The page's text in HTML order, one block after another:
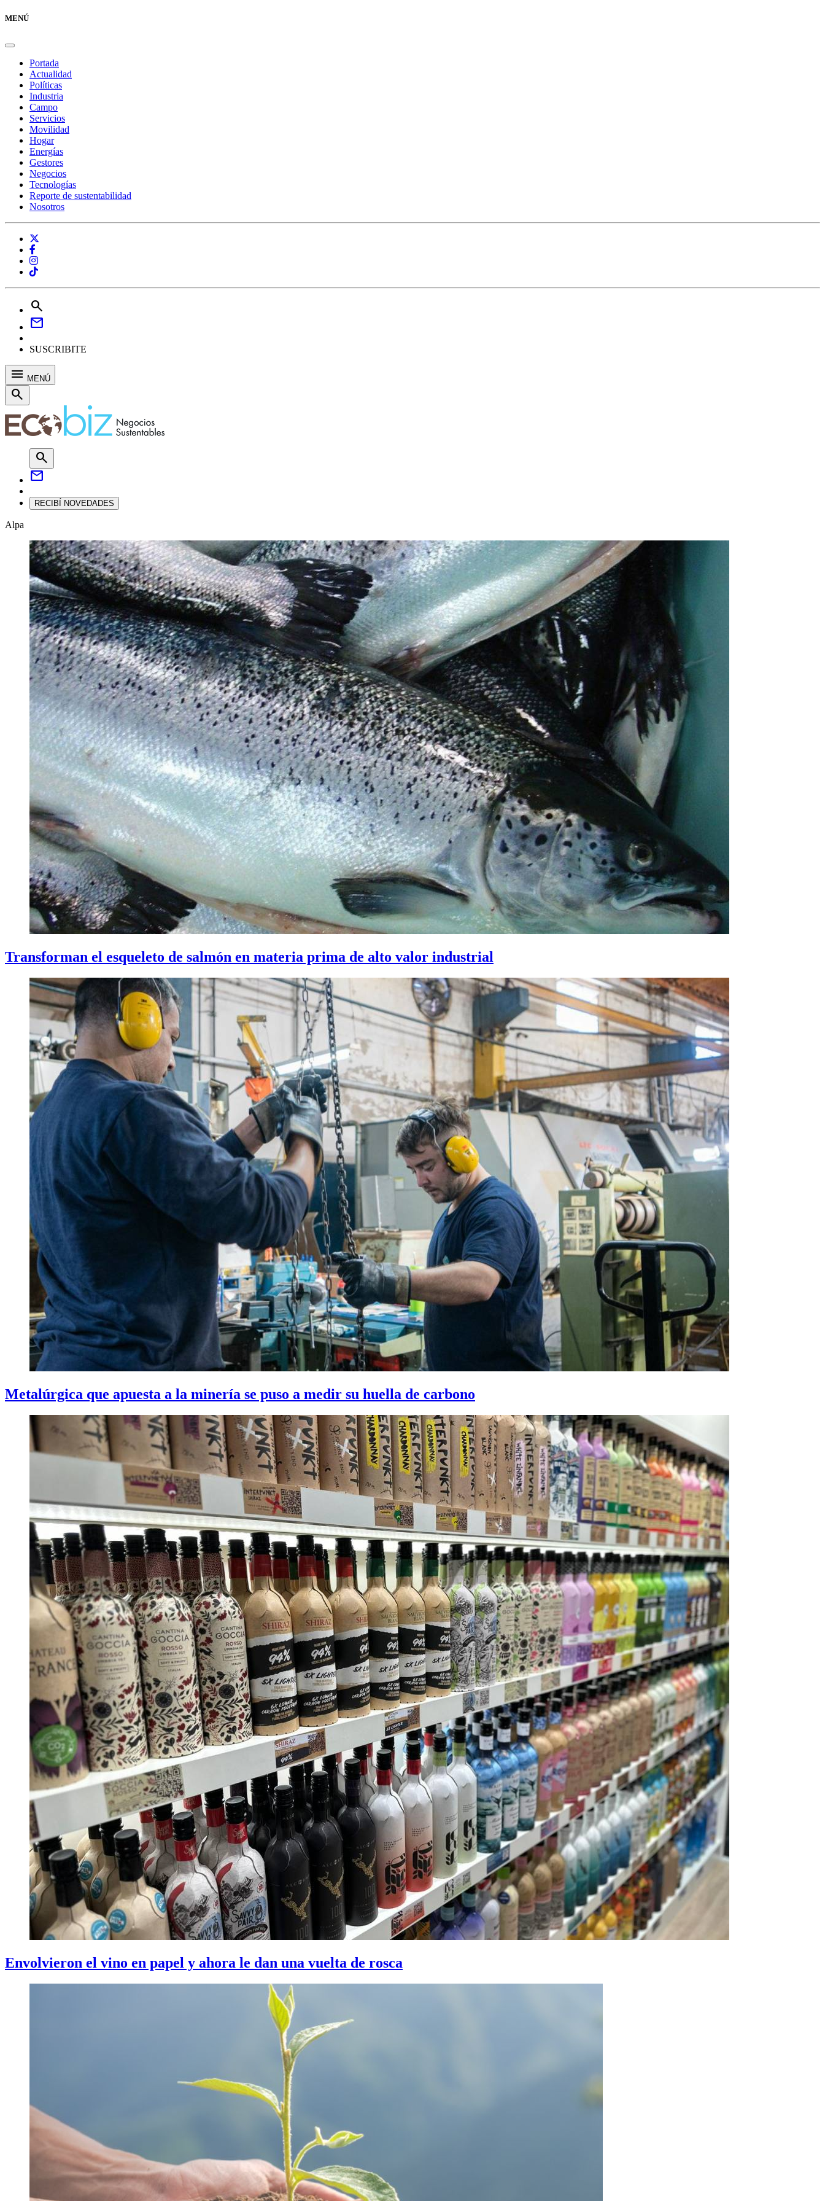
MENÚ
Portada
Actualidad
Políticas
Industria
Campo
Servicios
Movilidad
Hogar
Energías
Gestores
Negocios
Tecnologías
Reporte de sustentabilidad
Nosotros
search
mail
SUSCRIBITE
menu MENÚ
search
search
mail
RECIBÍ NOVEDADES
Alpa
Transforman el esqueleto de salmón en materia prima de alto valor industrial
Metalúrgica que apuesta a la minería se puso a medir su huella de carbono
Envolvieron el vino en papel y ahora le dan una vuelta de rosca